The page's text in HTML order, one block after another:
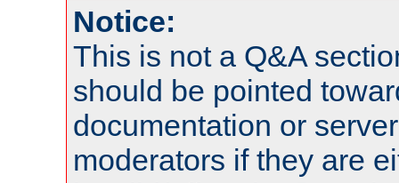
Notice:
This is not a Q&A
should be pointed
documentation or
moderators if they are